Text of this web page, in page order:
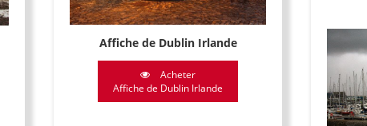
Affiche de Dublin Irlande
Acheter
Affiche de Dublin Irlande